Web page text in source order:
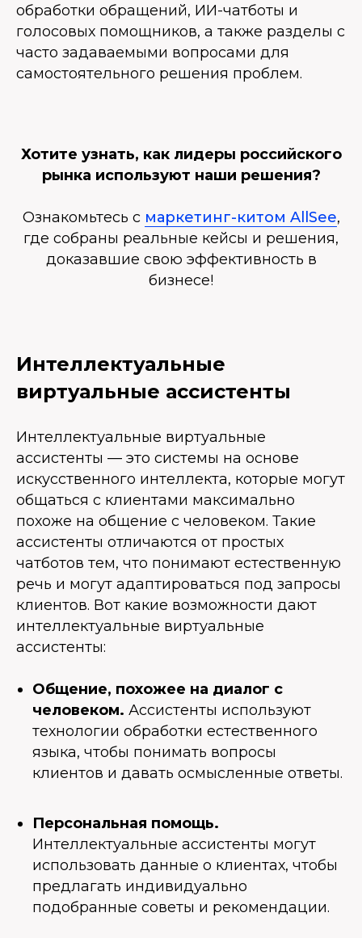
обработки обращений, ИИ-чатботы и
голосовых помощников, а также разделы с
часто задаваемыми вопросами для
самостоятельного решения проблем.
Хотите узнать, как лидеры российского
рынка используют наши решения?
Ознакомьтесь с маркетинг-китом AllSee,
где собраны реальные кейсы и решения,
доказавшие свою эффективность в
бизнесе!
Интеллектуальные
виртуальные ассистенты
Интеллектуальные виртуальные
ассистенты — это системы на основе
искусственного интеллекта, которые могут
общаться с клиентами максимально
похоже на общение с человеком. Такие
ассистенты отличаются от простых
чатботов тем, что понимают естественную
речь и могут адаптироваться под запросы
клиентов. Вот какие возможности дают
интеллектуальные виртуальные
ассистенты:
Общение, похожее на диалог с
человеком. Ассистенты используют
технологии обработки естественного
языка, чтобы понимать вопросы
клиентов и давать осмысленные ответы.
Персональная помощь.
Интеллектуальные ассистенты могут
использовать данные о клиентах, чтобы
предлагать индивидуально
подобранные советы и рекомендации.